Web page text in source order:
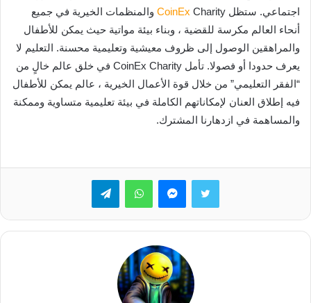
اجتماعي. ستظل
CoinEx Charity والمنظمات الخيرية في جميع
أنحاء العالم مكرسة للقضية ، وبناء بيئة مواتية حيث يمكن للأطفال
والمراهقين الوصول إلى ظروف معيشية وتعليمية محسنة. التعليم لا
يعرف حدودا أو فصولا. تأمل CoinEx Charity في خلق عالم خالٍ من
“الفقر التعليمي” من خلال قوة الأعمال الخيرية ، عالم يمكن للأطفال
فيه إطلاق العنان لإمكاناتهم الكاملة في بيئة تعليمية متساوية وممكنة
والمساهمة في ازدهارنا المشترك.
تويتر ماسنجرواتساب تيلقرام